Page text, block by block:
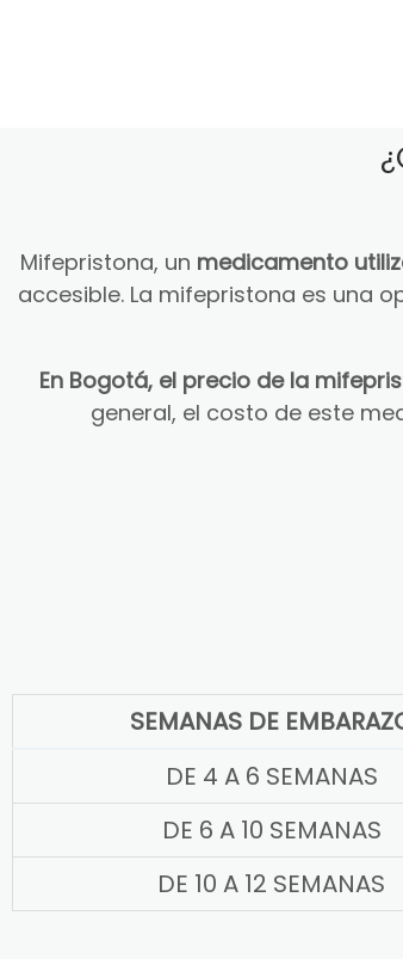
Mifepristona, un medicamento
accesible. La mifepristona es una
En Bogotá, el precio de la
general, el costo de este
SEMANAS DE
DE 4 A 6 SEMANAS
DE 6 A 10 SEMANAS
DE 10 A 12 SEMANAS